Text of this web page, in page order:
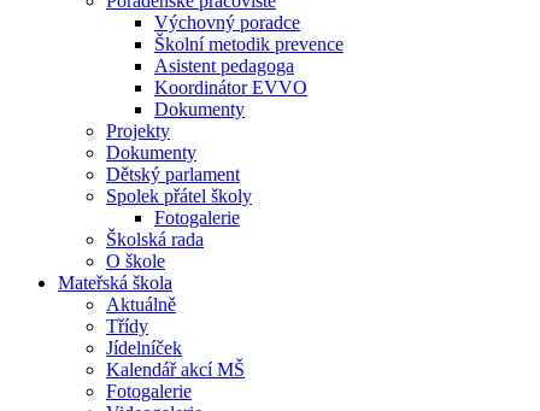
Výchovný poradce
Školní metodik prevence
Asistent pedagoga
Koordinátor EVVO
Dokumenty
Projekty
Dokumenty
Dětský parlament
Spolek přátel školy
Fotogalerie
Školská rada
O škole
Mateřská škola
Aktuálně
Třídy
Jídelníček
Kalendář akcí MŠ
Fotogalerie